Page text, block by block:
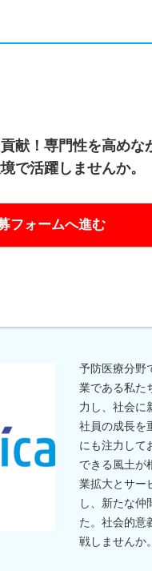
献！専門性を高めな
で活躍しませんか。
フォームへ進む
予防医療分野
業である私た
力し、社会に
社員の成長を
にも注力して
できる風土が
業拡大とサー
し、新たな仲
た。社会的意
戦しませんか。